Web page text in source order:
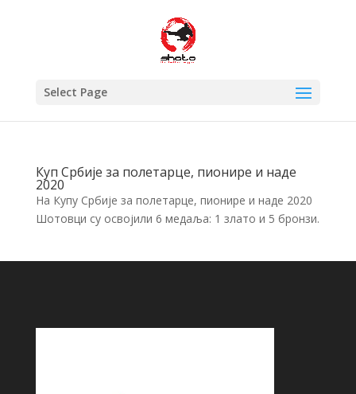
Select Page
Куп Србије за полетарце, пионире и наде
2020
На Купу Србије за полетарце, пионире и наде 2020
Шотовци су освојили 6 медаља: 1 злато и 5 бронзи.